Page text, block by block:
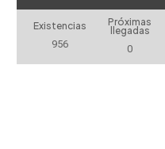
Existencias
956
Próximas
llegadas
0